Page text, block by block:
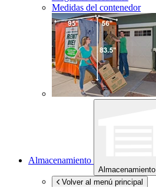
Medidas del contenedor
Almacenamiento
Almacenamiento
Volver al menú principal